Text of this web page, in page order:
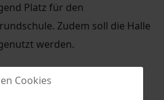
Platz für den
Zudem soll die Halle
werden.
Cookies